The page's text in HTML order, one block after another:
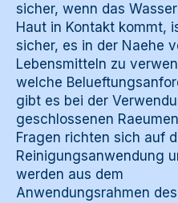
sicher, wenn das
Haut in Kontakt kommt,
sicher, es in der Naehe
Lebensmitteln zu
welche
gibt es bei der
geschlossenen
Fragen richten sich auf
Reinigungsanwendung
werden aus dem
Anwendungsrahmen